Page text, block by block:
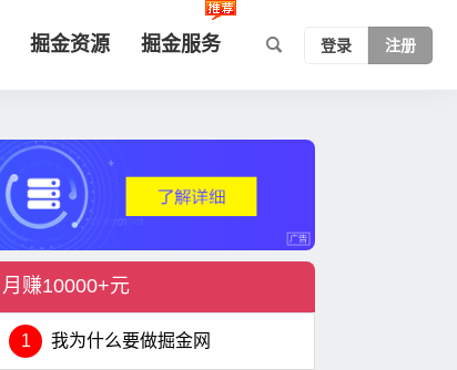
掘金资源 掘金服务 登录 注册
月赚10000+元
1 我为什么要做掘金网